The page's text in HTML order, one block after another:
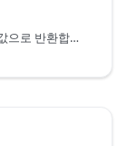
주어진 두 값이 같은지 확인한 후 결과를 논리값으로 반환합니다.